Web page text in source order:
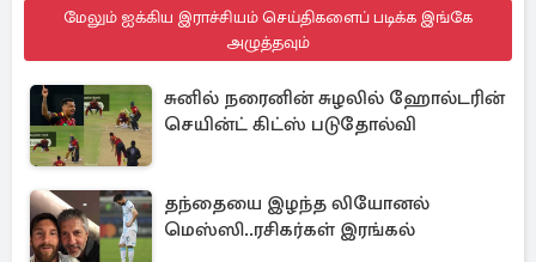
மேலும் ஐக்கிய இராச்சியம் செய்திகளைப் படிக்க இங்கே
அழுத்தவும்
சுனில் நரைனின் சுழலில் ஹோல்டரின்
செயின்ட் கிட்ஸ் படுதோல்வி
தந்தையை இழந்த லியோனல்
மெஸ்ஸி..ரசிகர்கள் இரங்கல்